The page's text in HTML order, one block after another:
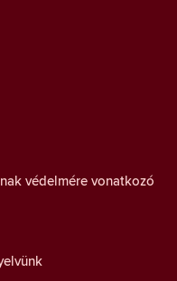
védelmére vonatkozó